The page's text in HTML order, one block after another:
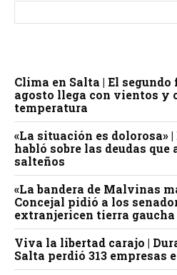
Clima en Salta | El segundo
agosto llega con vientos y
temperatura
«La situación es dolorosa»
habló sobre las deudas que
salteños
«La bandera de Malvinas
Concejal pidió a los
extranjericen tierra gaucha
Viva la libertad carajo |
Salta perdió 313 empresas